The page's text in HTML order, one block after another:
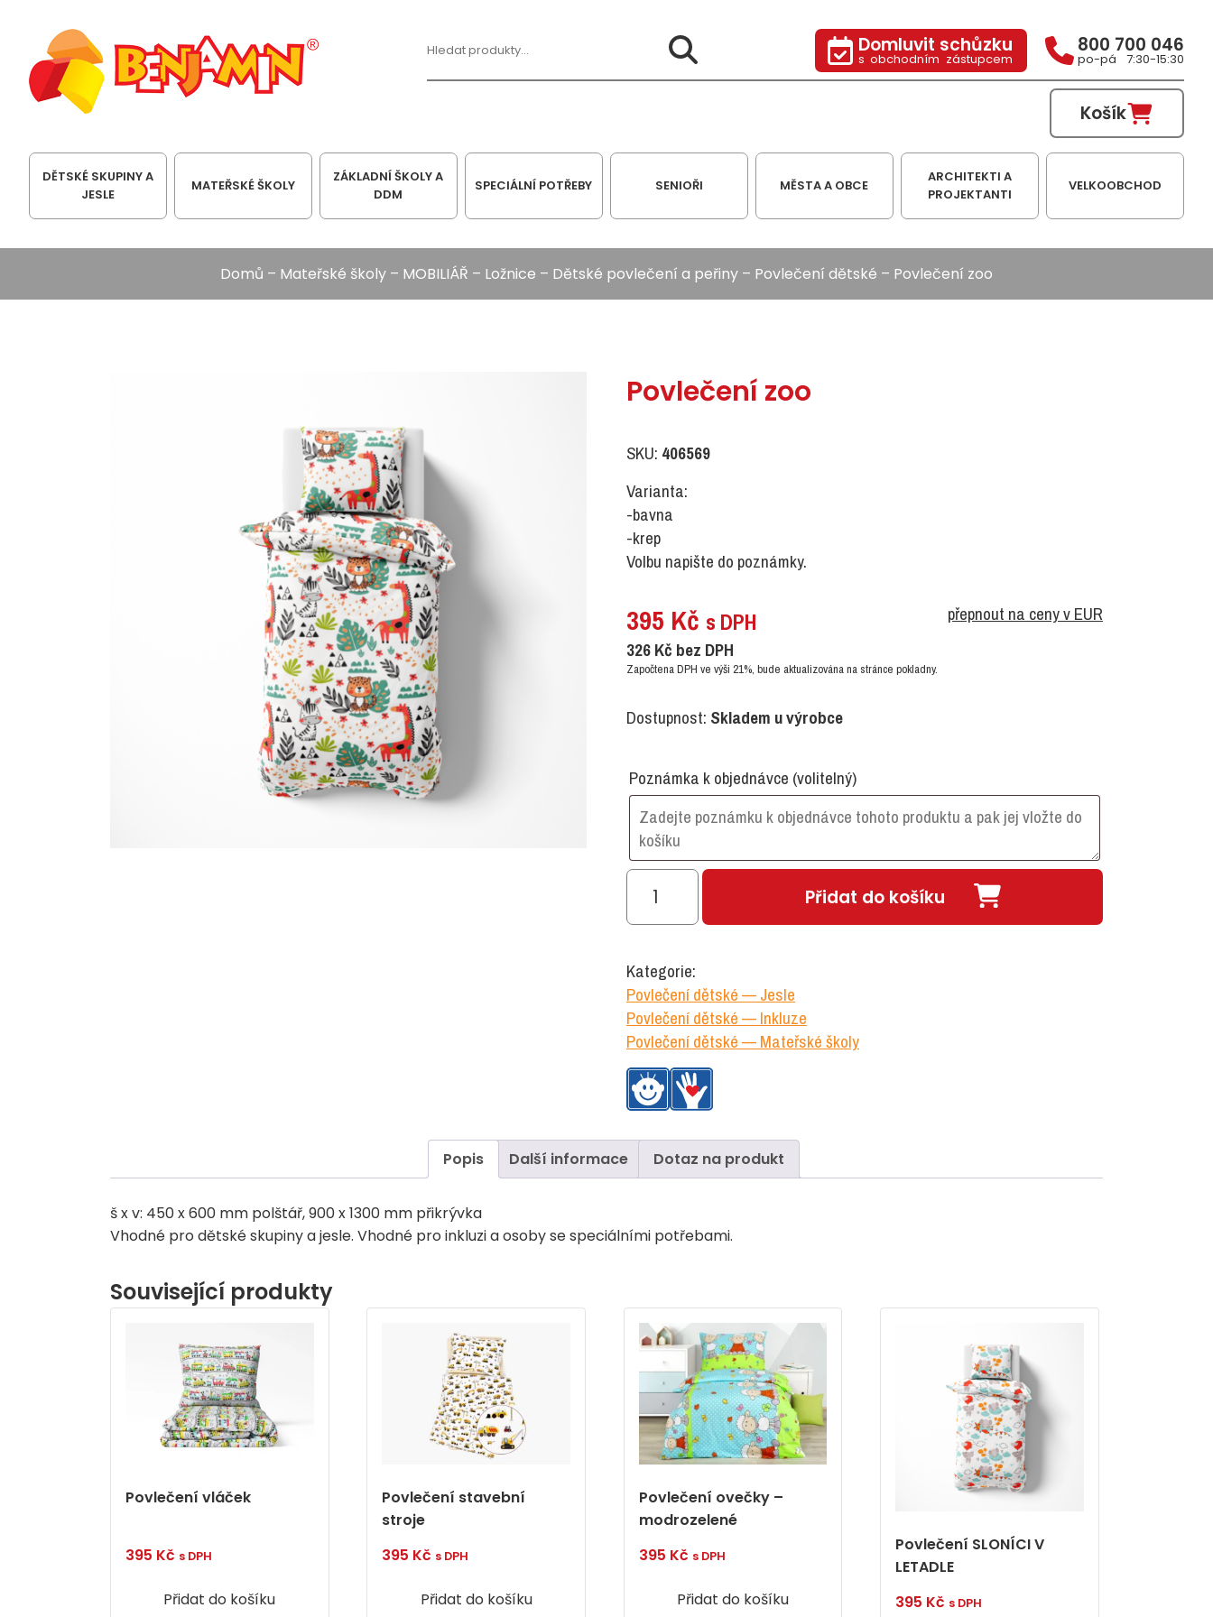
Domluvit schůzku
s obchodním zástupcem
800 700 046
po-pá 7:30-15:30
Hledat:
Košík
DĚTSKÉ SKUPINY A
JESLE
MATEŘSKÉ ŠKOLY
ZÁKLADNÍ ŠKOLY A
DDM
SPECIÁLNÍ POTŘEBY SENIOŘI MĚSTA A OBCE
ARCHITEKTI A
PROJEKTANTI
VELKOOBCHOD
Domů – Mateřské školy – MOBILIÁŘ – Ložnice – Dětské povlečení a peřiny – Povlečení dětské – Povlečení zoo
Povlečení zoo
SKU: 406569
Varianta:
-bavna
-krep
Volbu napište do poznámky.
395 Kč s DPH
přepnout na ceny v EUR
326Kč bez DPH
Započtena DPH ve výši 21%, bude aktualizována na stránce pokladny.
Dostupnost: Skladem u výrobce
Poznámka k objednávce (volitelný)
Povlečení
zoo
Přidat do košíku
Kategorie:
Povlečení dětské — Jesle
Povlečení dětské — Inkluze
Povlečení dětské — Mateřské školy
Popis Další informace Dotaz na produkt
š x v: 450 x 600 mm polštář, 900 x 1300 mm přikrývka
Vhodné pro dětské skupiny a jesle. Vhodné pro inkluzi a osoby se speciálními potřebami.
Související produkty
Povlečení vláček
395 Kč s DPH
Přidat do košíku
Povlečení stavební
stroje
395 Kč s DPH
Přidat do košíku
Povlečení ovečky –
modrozelené
395 Kč s DPH
Přidat do košíku
Povlečení SLONÍCI V
LETADLE
395 Kč s DPH